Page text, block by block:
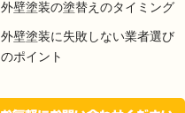
外壁塗装の塗替えのタイミング
外壁塗装に失敗しない業者選び
のポイント